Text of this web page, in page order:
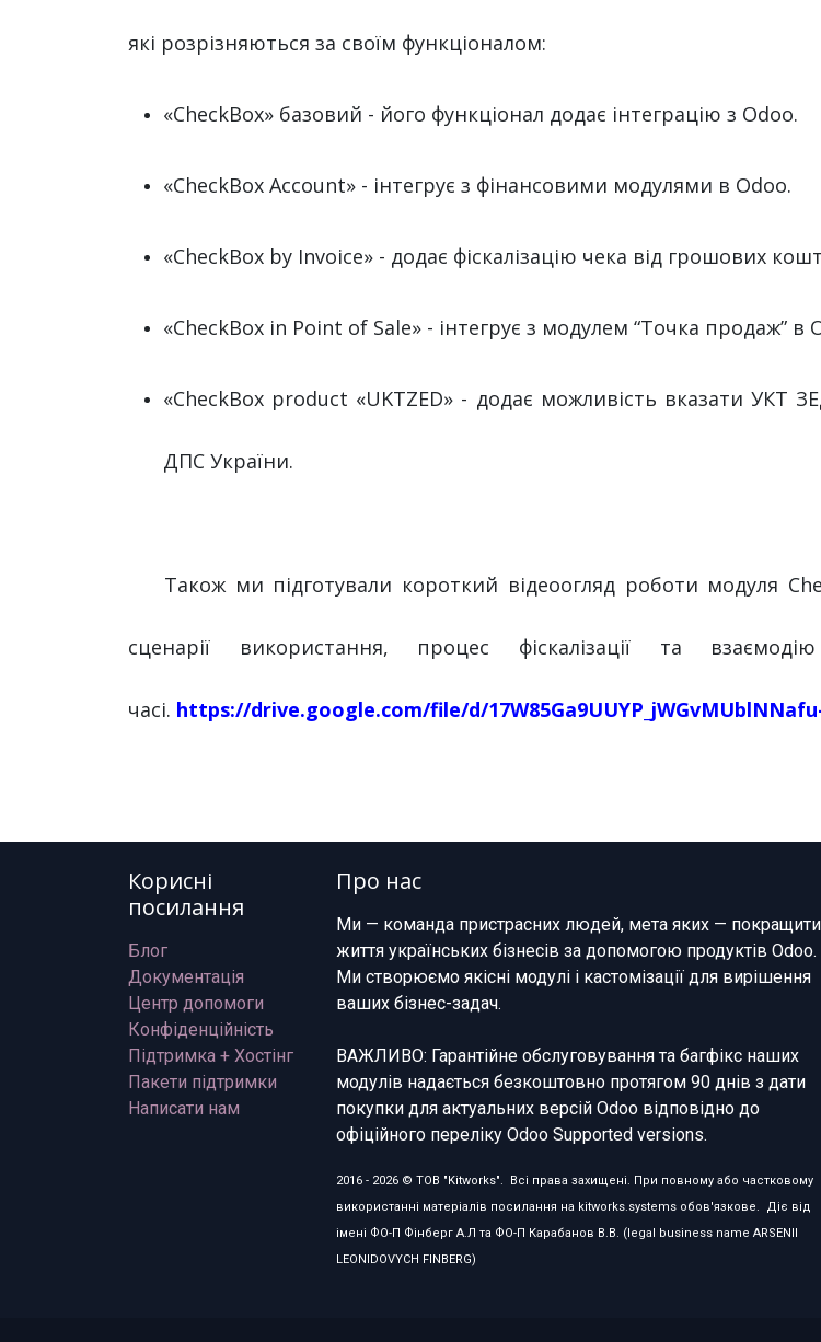
які розрізняються за своїм функціоналом:
«CheckBox» базовий - його функціонал додає інтеграцію з Odoo.
«CheckBox Account» - інтегрує з фінансовими модулями в Odoo.
«CheckBox by Invoice» - додає фіскалізацію чека від грошових
«CheckBox in Point of Sale» - інтегрує з модулем “Точка продаж” в
«СheckBox product «UKTZED» - додає можливість вказати УКТ
ДПС України.
Також ми підготували короткий відеоогляд роботи модуля
сценарії використання, процес фіскалізації та
часі. https://drive.google.com/file/d/
Корисні
посилання
Блог
Документація
Центр допомоги
Конфіденційність
Підтримка + Хостінг
Пакети підтримки
Написати нам
Про нас
Ми — команда пристрасних людей, мета яких — покращити
життя українських бізнесів за допомогою продуктів Odoo.
Ми створюємо якісні модулі і кастомізації для вирішення
ваших бізнес-задач.
ВАЖЛИВО: Гарантійне обслуговування та багфікс наших
модулів надається безкоштовно протягом 90 днів з дати
покупки для актуальних версій Odoo відповідно до
офіційного переліку Odoo Supported versions.
2016 - 2026 © ТОВ "Kitworks". Всі права захищені. При повному або частковому
використанні матеріалів посилання на kitworks.systems обов'язкове. Діє від
імені ФО-П Фінберг А.Л та ФО-П Карабанов В.В. (legal business name ARSENII
LEONIDOVYCH FINBERG)